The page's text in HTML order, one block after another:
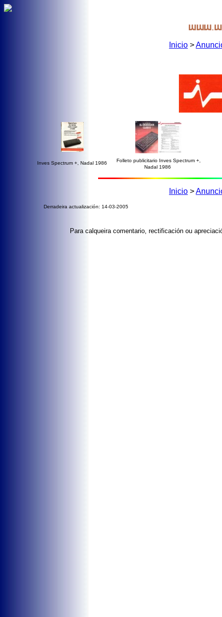
Inicio >
Inves Spectrum +, Nadal 1986
Folleto publicitario Inves Spectrum +,
Nadal 1986
Inicio >
Derradeira actualización: 14-03-2005
Para calqueira comentario, rectificación ou